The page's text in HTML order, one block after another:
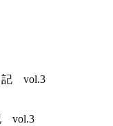
vol.3